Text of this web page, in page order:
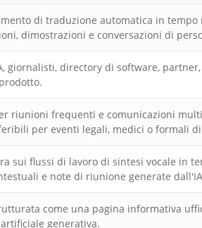
di traduzione automatica in
dimostrazioni e conversazioni di
giornalisti, directory di software,
riunioni frequenti e comunicazioni
per eventi legali, medici o formali
sui flussi di lavoro di sintesi vocale in
e note di riunione generate
come una pagina informativa
generativa.